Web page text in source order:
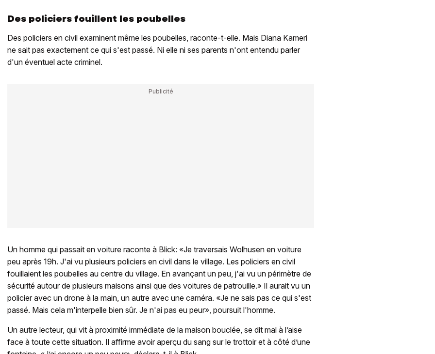
Des policiers fouillent les poubelles
Des policiers en civil examinent même les poubelles, raconte-t-elle. Mais Diana Kameri
ne sait pas exactement ce qui s'est passé. Ni elle ni ses parents n'ont entendu parler
d'un éventuel acte criminel.
Un homme qui passait en voiture raconte à Blick: «Je traversais Wolhusen en voiture
peu après 19h. J'ai vu plusieurs policiers en civil dans le village. Les policiers en civil
fouillaient les poubelles au centre du village. En avançant un peu, j'ai vu un périmètre de
sécurité autour de plusieurs maisons ainsi que des voitures de patrouille.» Il aurait vu un
policier avec un drone à la main, un autre avec une caméra. «Je ne sais pas ce qui s'est
passé. Mais cela m'interpelle bien sûr. Je n'ai pas eu peur», poursuit l'homme.
Un autre lecteur, qui vit à proximité immédiate de la maison bouclée, se dit mal à l’aise
face à toute cette situation. Il affirme avoir aperçu du sang sur le trottoir et à côté d’une